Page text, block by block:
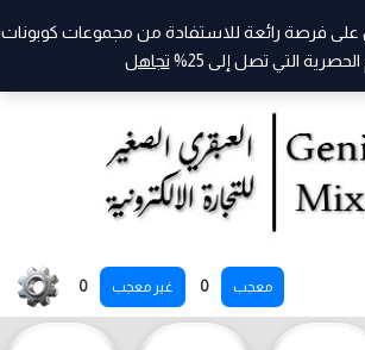
معجب 0 غير معجب 0
على فرصة رائعة للاستفادة من مجموعات كوبونات
التي تصل إلى 25%
تجاهل